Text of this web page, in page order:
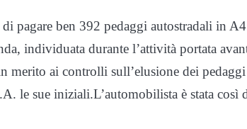
pagare ben 392 pedaggi autostradali in
individuata durante l’attività portata
merito ai controlli sull’elusione dei
le sue iniziali.L’automobilista è stata così